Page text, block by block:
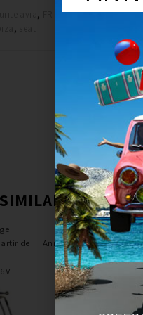
, FR / Cupra,goodridge,
,
de
Marque:Goodridge
Année du véhicule:à
1990 / jusqu’à 1994
Série:GT4 Turbo